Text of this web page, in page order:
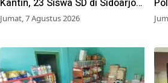
Kantin, 23 Siswa SD di Sidoarjo
Dilarikan ke RS
Jumat, 7 Agustus 2026